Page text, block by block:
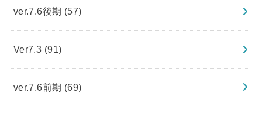
ver.7.6後期 (57)
Ver7.3 (91)
ver.7.6前期 (69)